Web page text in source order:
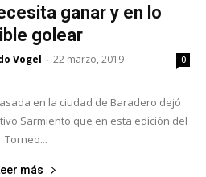
ganar y en lo
golear
Vogel - 22 marzo, 2019 0
en la ciudad de Baradero dejó
Sarmiento que en esta edición del
Torneo...
más